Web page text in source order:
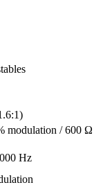
modulation / 600 Ω
Hz